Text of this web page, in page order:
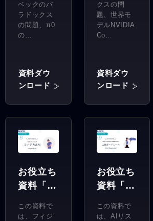
ベックのパ
ラドックス
の問題、π0
の…
資料ダウ
ンロード
クスの問
題、世界モ
デルNVIDIA
Co…
資料ダウ
ンロード
お役立ち
資料「3
るフィジ
この資料で
は、フィジ
お役立ち
資料「3
るLLM
この資料で
は、AIリス